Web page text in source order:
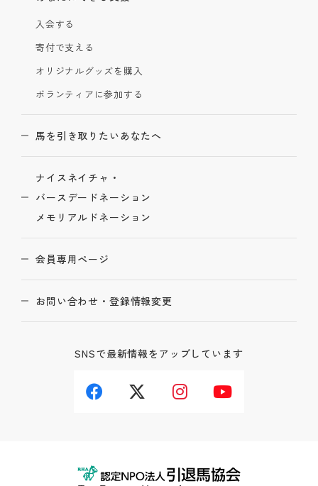
入会する
寄付で支える
オリジナルグッズを購入
ボランティアに参加する
馬を引き取りたいあなたへ
ナイスネイチャ・
バースデードネーション
メモリアルドネーション
会員専用ページ
お問い合わせ・登録情報変更
SNSで最新情報をアップしています